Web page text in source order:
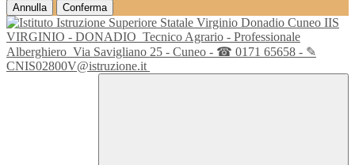
Annulla Conferma
IIS
VIRGINIO - DONADIO Tecnico Agrario - Professionale
Alberghiero Via Savigliano 25 - Cuneo - ☎ 0171 65658 - ✎
CNIS02800V@istruzione.it